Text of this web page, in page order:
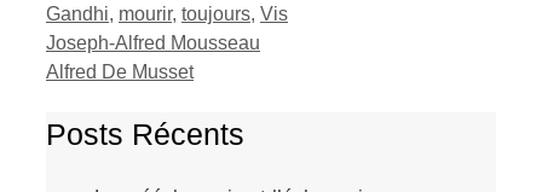
Gandhi, mourir, toujours, Vis
Joseph-Alfred Mousseau
Alfred De Musset
Posts Récents